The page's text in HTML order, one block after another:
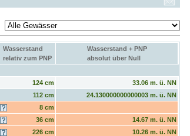
Wasserstand
relativ zum PNP
Wasserstand + PNP
absolut über Null
124 cm
33.06 m. ü. NN
112 cm
24.130000000000003 m. ü. NN
8 cm
36 cm
14.67 m. ü. NN
226 cm
10.26 m. ü. NN